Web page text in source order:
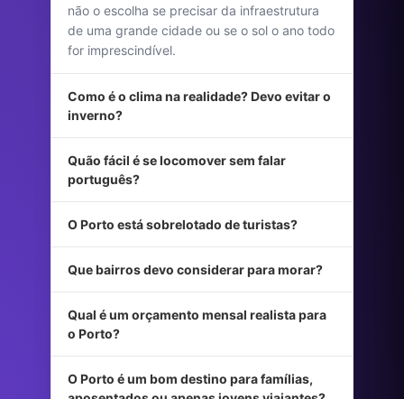
não o escolha se precisar da infraestrutura
de uma grande cidade ou se o sol o ano todo
for imprescindível.
Como é o clima na realidade? Devo evitar o
inverno?
Quão fácil é se locomover sem falar
português?
O Porto está sobrelotado de turistas?
Que bairros devo considerar para morar?
Qual é um orçamento mensal realista para
o Porto?
O Porto é um bom destino para famílias,